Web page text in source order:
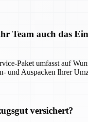
Team auch das
Paket umfasst auf
und Auspacken Ihrer
versichert?